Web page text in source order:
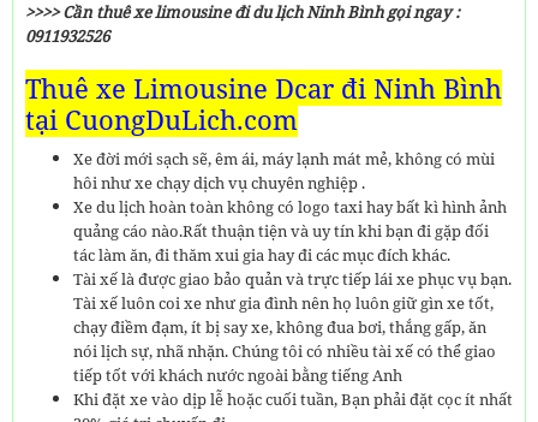
>>>> Cần thuê xe limousine đi du lịch Ninh Bình gọi ngay :
0911932526
Thuê xe Limousine Dcar đi Ninh Bình
tại CuongDuLich.com
Xe đời mới sạch sẽ, êm ái, máy lạnh mát mẻ, không có mùi
hôi như xe chạy dịch vụ chuyên nghiệp .
Xe du lịch hoàn toàn không có logo taxi hay bất kì hình ảnh
quảng cáo nào.Rất thuận tiện và uy tín khi bạn đi gặp đối
tác làm ăn, đi thăm xui gia hay đi các mục đích khác.
Tài xế là được giao bảo quản và trực tiếp lái xe phục vụ bạn.
Tài xế luôn coi xe như gia đình nên họ luôn giữ gìn xe tốt,
chạy điềm đạm, ít bị say xe, không đua bơi, thắng gấp, ăn
nói lịch sự, nhã nhặn. Chúng tôi có nhiều tài xế có thể giao
tiếp tốt với khách nước ngoài bằng tiếng Anh
Khi đặt xe vào dịp lễ hoặc cuối tuần, Bạn phải đặt cọc ít nhất